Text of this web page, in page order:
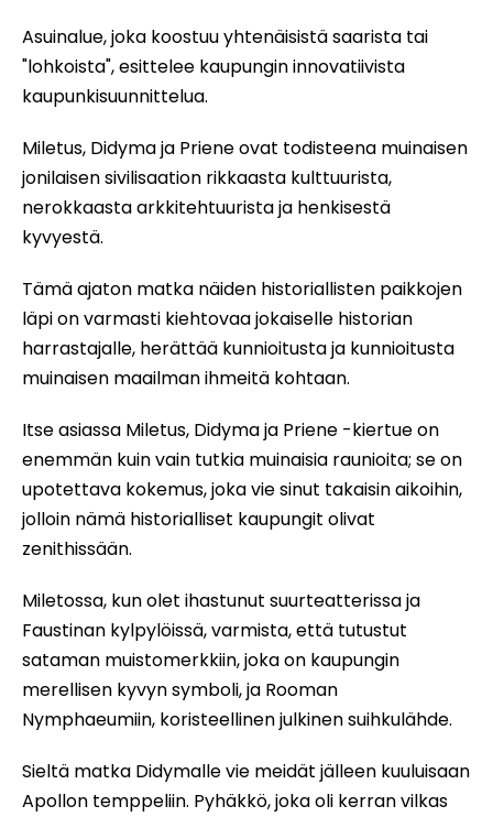
Asuinalue, joka koostuu yhtenäisistä saarista tai
"lohkoista", esittelee kaupungin innovatiivista
kaupunkisuunnittelua.
Miletus, Didyma ja Priene ovat todisteena muinaisen
jonilaisen sivilisaation rikkaasta kulttuurista,
nerokkaasta arkkitehtuurista ja henkisestä
kyvyestä.
Tämä ajaton matka näiden historiallisten paikkojen
läpi on varmasti kiehtovaa jokaiselle historian
harrastajalle, herättää kunnioitusta ja kunnioitusta
muinaisen maailman ihmeitä kohtaan.
Itse asiassa Miletus, Didyma ja Priene -kiertue on
enemmän kuin vain tutkia muinaisia raunioita; se on
upotettava kokemus, joka vie sinut takaisin aikoihin,
jolloin nämä historialliset kaupungit olivat
zenithissään.
Miletossa, kun olet ihastunut suurteatterissa ja
Faustinan kylpylöissä, varmista, että tutustut
sataman muistomerkkiin, joka on kaupungin
merellisen kyvyn symboli, ja Rooman
Nymphaeumiin, koristeellinen julkinen suihkulähde.
Sieltä matka Didymalle vie meidät jälleen kuuluisaan
Apollon temppeliin. Pyhäkkö, joka oli kerran vilkas